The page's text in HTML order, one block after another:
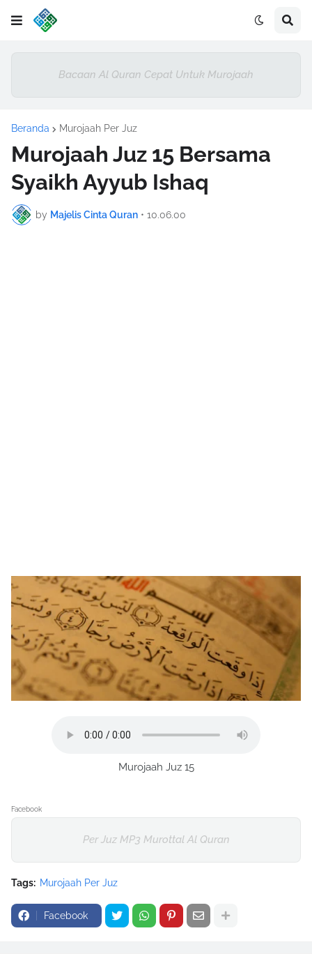
Bacaan Al Quran Cepat Untuk Murojaah
Beranda Murojaah Per Juz
Murojaah Juz 15 Bersama
Syaikh Ayyub Ishaq
by Majelis Cinta Quran • 10.06.00
Murojaah Juz 15
Facebook
Per Juz MP3 Murottal Al Quran
Tags: Murojaah Per Juz
Facebook